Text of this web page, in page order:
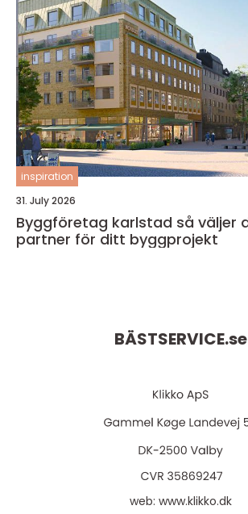
inspiration
31. July 2026
Byggföretag karlstad så väljer du rätt
partner för ditt byggprojekt
BÄSTSERVICE.se
web: www.klikko.dk